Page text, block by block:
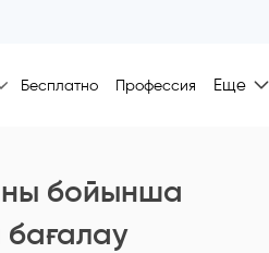
Бесплатно Профессия Еще
бойынша